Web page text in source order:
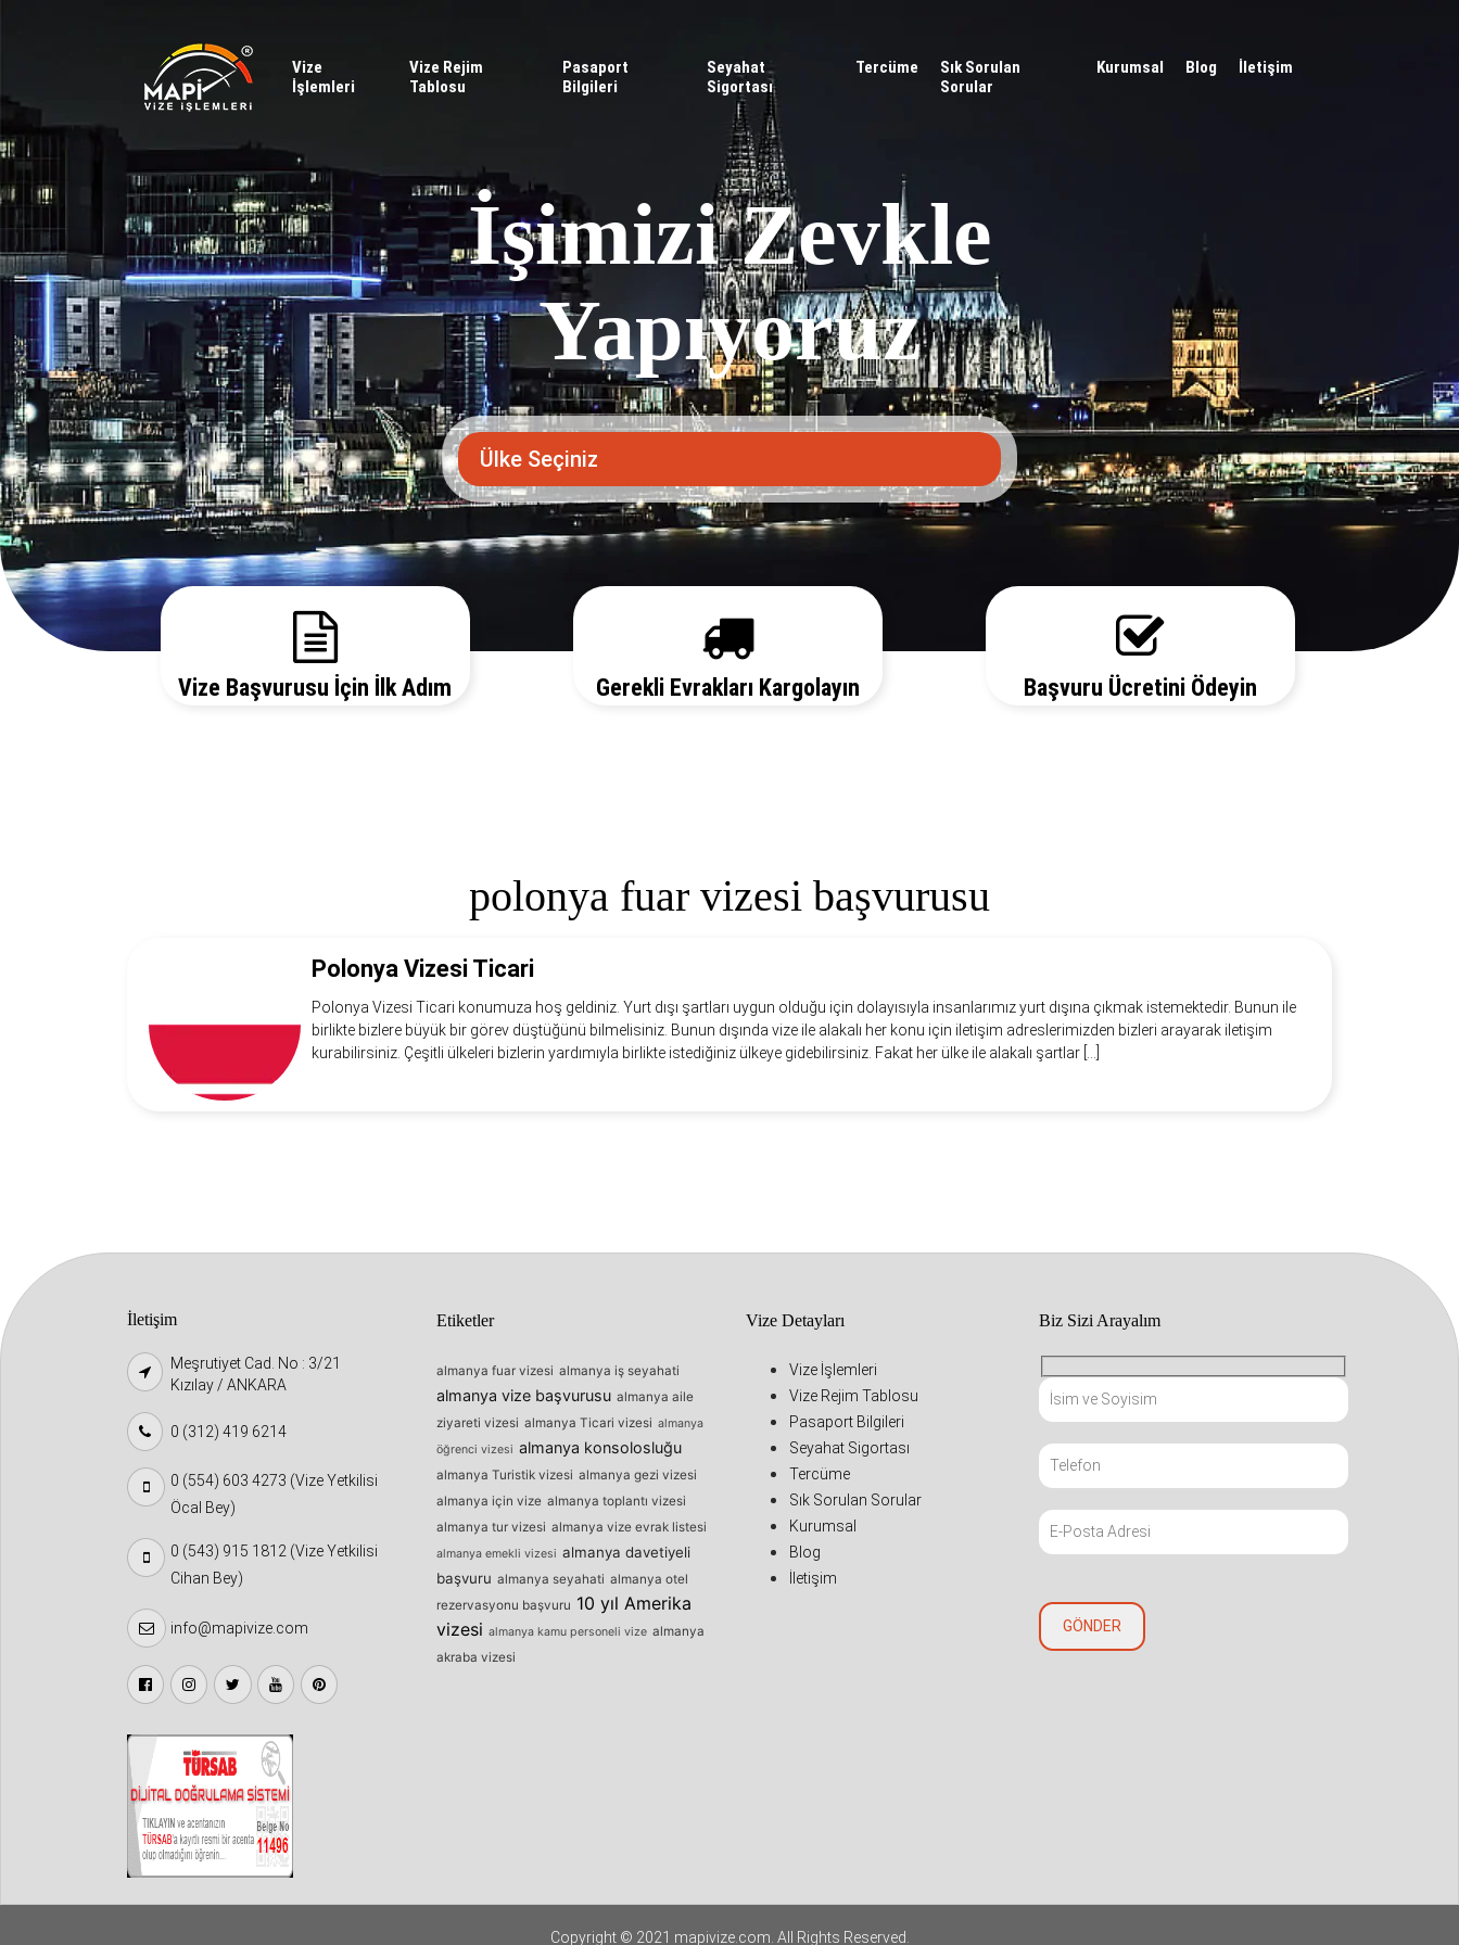
Vize
İşlemleri
Vize Rejim
Tablosu
Pasaport
Bilgileri
Seyahat
Sigortası
Tercüme
Sık Sorulan
Sorular
Kurumsal Blog İletişim
İşimizi Zevkle
Yapıyoruz
Vize Başvurusu İçin İlk Adım Gerekli Evrakları Kargolayın Başvuru Ücretini Ödeyin
polonya fuar vizesi başvurusu
Polonya Vizesi Ticari
Polonya Vizesi Ticari konumuza hoş geldiniz. Yurt dışı şartları uygun olduğu için dolayısıyla insanlarımız yurt dışına çıkmak istemektedir. Bunun ile
birlikte bizlere büyük bir görev düştüğünü bilmelisiniz. Bunun dışında vize ile alakalı her konu için iletişim adreslerimizden bizleri arayarak iletişim
kurabilirsiniz. Çeşitli ülkeleri bizlerin yardımıyla birlikte istediğiniz ülkeye gidebilirsiniz. Fakat her ülke ile alakalı şartlar […]
İletişim
Meşrutiyet Cad. No : 3/21
Kızılay / ANKARA
0 (312) 419 6214
0 (554) 603 4273 (Vize Yetkilisi
Öcal Bey)
0 (543) 915 1812 (Vize Yetkilisi
Cihan Bey)
info@mapivize.com
Etiketler
almanya fuar vizesi almanya iş seyahati
almanya vize başvurusu almanya aile
ziyareti vizesi almanya Ticari vizesi almanya
öğrenci vizesi almanya konsolosluğu
almanya Turistik vizesi almanya gezi vizesi
almanya için vize almanya toplantı vizesi
almanya tur vizesi almanya vize evrak listesi
almanya emekli vizesi almanya davetiyeli
başvuru almanya seyahati almanya otel
rezervasyonu başvuru 10 yıl Amerika
vizesi almanya kamu personeli vize almanya
akraba vizesi
Vize Detayları
Vize İşlemleri
Vize Rejim Tablosu
Pasaport Bilgileri
Seyahat Sigortası
Tercüme
Sık Sorulan Sorular
Kurumsal
Blog
İletişim
Biz Sizi Arayalım
Copyright © 2021 mapivize.com. All Rights Reserved.